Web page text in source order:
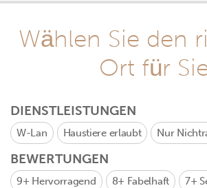
Wählen Sie den
Ort für
DIENSTLEISTUNGEN
W-Lan Haustiere erlaubt Nur
BEWERTUNGEN
9+ Hervorragend 8+ Fabelhaft 7+